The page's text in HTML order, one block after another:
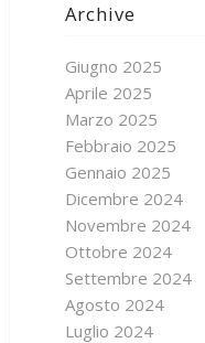
Archive
Giugno 2025
Aprile 2025
Marzo 2025
Febbraio 2025
Gennaio 2025
Dicembre 2024
Novembre 2024
Ottobre 2024
Settembre 2024
Agosto 2024
Luglio 2024